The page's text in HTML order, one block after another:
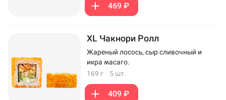
469 ₽
XL Чакнори Ролл
Жареный лосось, сыр сливочный и
икра масаго.
169 г · 5 шт.
409 ₽